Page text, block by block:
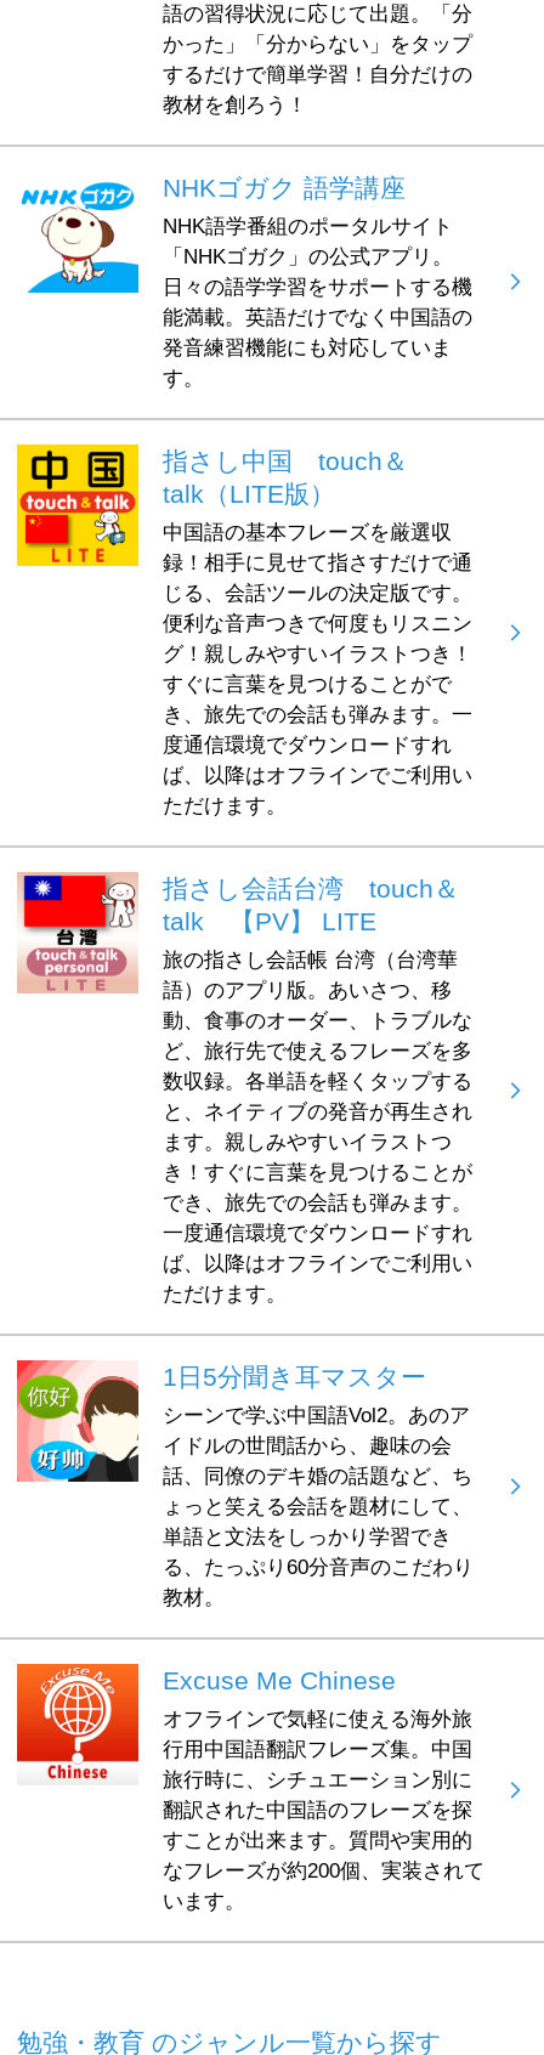
語の習得状況に応じて出題。「分
かった」「分からない」をタップ
するだけで簡単学習！自分だけの
教材を創ろう！
NHKゴガク 語学講座
NHK語学番組のポータルサイト
「NHKゴガク」の公式アプリ。
日々の語学学習をサポートする機
能満載。英語だけでなく中国語の
発音練習機能にも対応していま
す。
指さし中国 touch＆
talk（LITE版）
中国語の基本フレーズを厳選収
録！相手に見せて指さすだけで通
じる、会話ツールの決定版です。
便利な音声つきで何度もリスニン
グ！親しみやすいイラストつき！
すぐに言葉を見つけることがで
き、旅先での会話も弾みます。一
度通信環境でダウンロードすれ
ば、以降はオフラインでご利用い
ただけます。
指さし会話台湾 touch＆
talk 【PV】 LITE
旅の指さし会話帳 台湾（台湾華
語）のアプリ版。あいさつ、移
動、食事のオーダー、トラブルな
ど、旅行先で使えるフレーズを多
数収録。各単語を軽くタップする
と、ネイティブの発音が再生され
ます。親しみやすいイラストつ
き！すぐに言葉を見つけることが
でき、旅先での会話も弾みます。
一度通信環境でダウンロードすれ
ば、以降はオフラインでご利用い
ただけます。
1日5分聞き耳マスター
シーンで学ぶ中国語Vol2。あのア
イドルの世間話から、趣味の会
話、同僚のデキ婚の話題など、ち
ょっと笑える会話を題材にして、
単語と文法をしっかり学習でき
る、たっぷり60分音声のこだわり
教材。
Excuse Me Chinese
オフラインで気軽に使える海外旅
行用中国語翻訳フレーズ集。中国
旅行時に、シチュエーション別に
翻訳された中国語のフレーズを探
すことが出来ます。質問や実用的
なフレーズが約200個、実装されて
います。
勉強・教育 のジャンル一覧から探す